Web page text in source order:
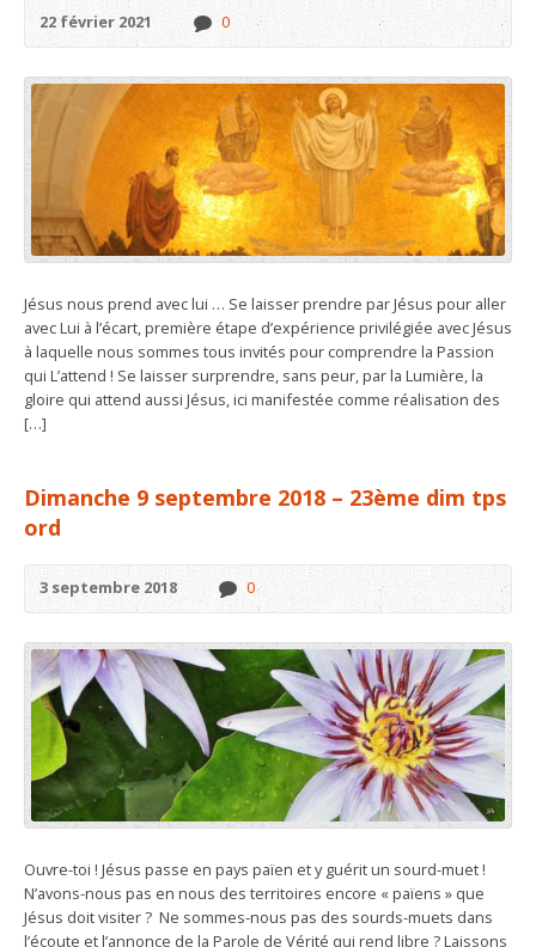
22 février 2021 0
Jésus nous prend avec lui … Se laisser prendre par Jésus pour aller
avec Lui à l’écart, première étape d’expérience privilégiée avec Jésus
à laquelle nous sommes tous invités pour comprendre la Passion
qui L’attend ! Se laisser surprendre, sans peur, par la Lumière, la
gloire qui attend aussi Jésus, ici manifestée comme réalisation des
[…]
Dimanche 9 septembre 2018 – 23ème dim tps
ord
3 septembre 2018 0
Ouvre-toi ! Jésus passe en pays païen et y guérit un sourd-muet !
N’avons-nous pas en nous des territoires encore « païens » que
Jésus doit visiter ? Ne sommes-nous pas des sourds-muets dans
l’écoute et l’annonce de la Parole de Vérité qui rend libre ? Laissons